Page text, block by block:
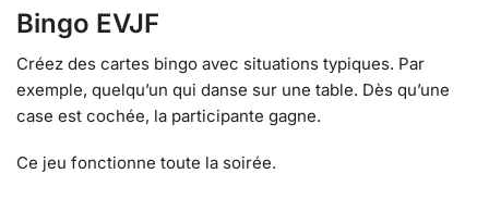
Bingo EVJF
Créez des cartes bingo avec situations typiques. Par
exemple, quelqu’un qui danse sur une table. Dès qu’une
case est cochée, la participante gagne.
Ce jeu fonctionne toute la soirée.